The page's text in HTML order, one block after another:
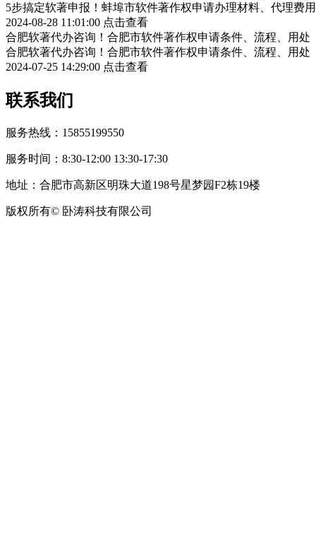
5步搞定软著申报！蚌埠市软件著作权申请办理材料、代理费用
2024-08-28 11:01:00 点击查看
合肥软著代办咨询！合肥市软件著作权申请条件、流程、用处
合肥软著代办咨询！合肥市软件著作权申请条件、流程、用处
2024-07-25 14:29:00 点击查看
联系我们
服务热线：15855199550
服务时间：8:30-12:00 13:30-17:30
地址：合肥市高新区明珠大道198号星梦园F2栋19楼
版权所有© 卧涛科技有限公司